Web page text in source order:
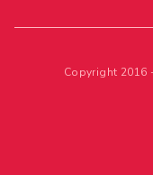
Copyright 2016